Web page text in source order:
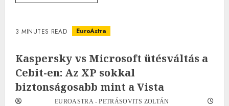
3 MINUTES READ EuroAstra
Kaspersky vs Microsoft ütésváltás a
Cebit-en: Az XP sokkal
biztonságosabb mint a Vista
EUROASTRA - PETRÁSOVITS ZOLTÁN